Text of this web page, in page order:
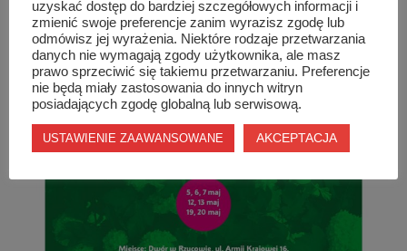
uzyskać dostęp do bardziej szczegółowych informacji i
zmienić swoje preferencje zanim wyrazisz zgodę lub
odmówisz jej wyrażenia. Niektóre rodzaje przetwarzania
danych nie wymagają zgody użytkownika, ale masz
prawo sprzeciwić się takiemu przetwarzaniu. Preferencje
nie będą miały zastosowania do innych witryn
posiadających zgodę globalną lub serwisową.
USTAWIENIE ZAAWANSOWANE AKCEPTACJA